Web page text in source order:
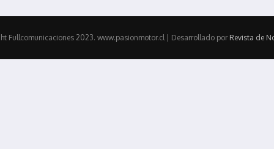
Fullcomunicaciones 2023. www.pasionmotor.cl | Desarrollado por Revista de